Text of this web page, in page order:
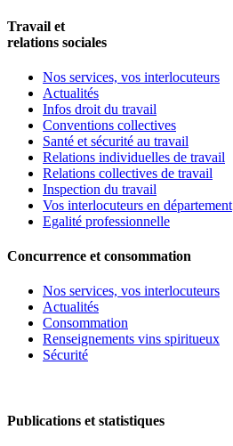
Travail et
relations sociales
Nos services, vos interlocuteurs
Actualités
Infos droit du travail
Conventions collectives
Santé et sécurité au travail
Relations individuelles de travail
Relations collectives de travail
Inspection du travail
Vos interlocuteurs en département
Egalité professionnelle
Concurrence et consommation
Nos services, vos interlocuteurs
Actualités
Consommation
Renseignements vins spiritueux
Sécurité
Publications et statistiques